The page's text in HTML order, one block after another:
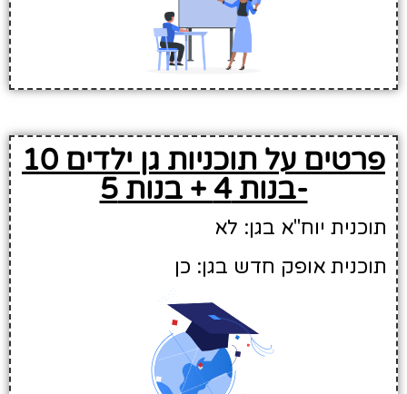
פרטים על תוכניות גן ילדים 10
-בנות 4 + בנות 5
תוכנית יוח"א בגן: לא
תוכנית אופק חדש בגן: כן